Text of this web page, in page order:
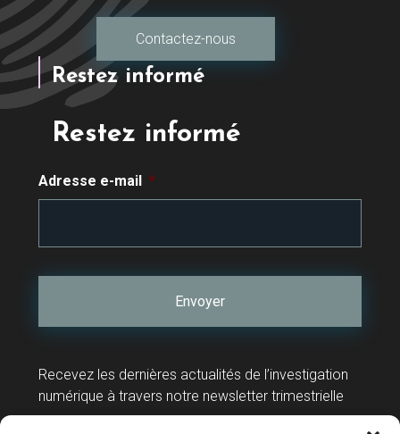
Contactez-nous
Restez informé
Restez informé
Adresse e-mail *
Recevez les dernières actualités de l’investigation
numérique à travers notre newsletter trimestrielle